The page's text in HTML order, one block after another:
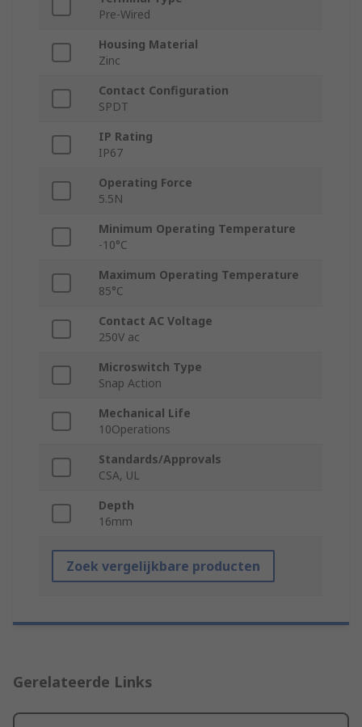
Pre-Wired
Housing Material
Zinc
Contact Configuration
SPDT
IP Rating
IP67
Operating Force
5.5N
Minimum Operating Temperature
-10°C
Maximum Operating Temperature
85°C
Contact AC Voltage
250V ac
Microswitch Type
Snap Action
Mechanical Life
10Operations
Standards/Approvals
CSA, UL
Depth
16mm
Zoek vergelijkbare producten
Gerelateerde Links